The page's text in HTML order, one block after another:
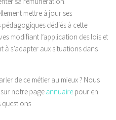
mettre à jour ses
dédiés à cette
modifiant l’application des lois et
à s’adapter aux situations dans
de ce métier au mieux ? Nous
notre page annuaire pour en